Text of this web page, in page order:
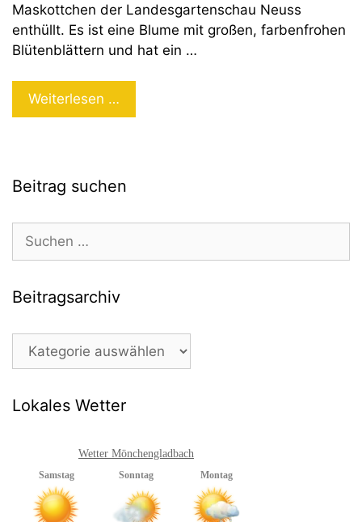
Maskottchen der Landesgartenschau Neuss
enthüllt. Es ist eine Blume mit großen, farbenfrohen
Blütenblättern und hat ein …
Weiterlesen …
LAGA
Maskottchen
Beitrag suchen
Suchen
nach:
Beitragsarchiv
Beitragsarchiv
Lokales Wetter
Wetter Mönchengladbach